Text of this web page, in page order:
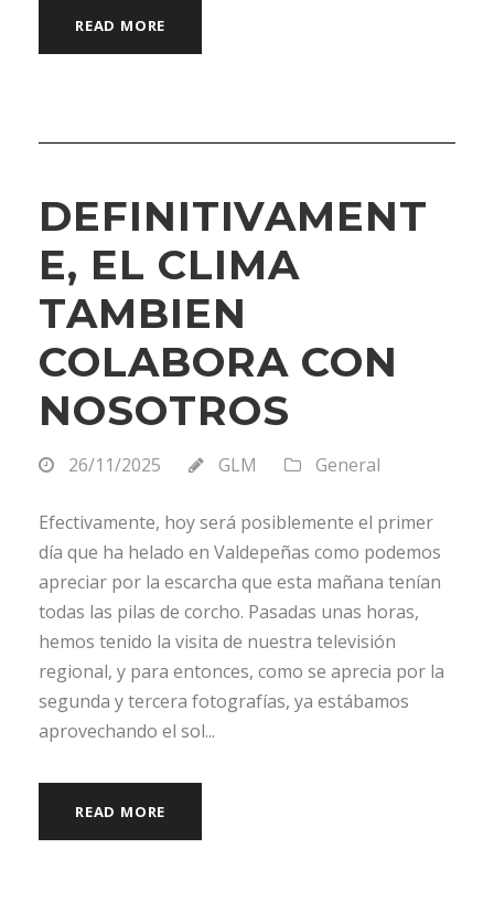
READ MORE
DEFINITIVAMENT
E, EL CLIMA
TAMBIEN
COLABORA CON
NOSOTROS
26/11/2025 GLM General
Efectivamente, hoy será posiblemente el primer
día que ha helado en Valdepeñas como podemos
apreciar por la escarcha que esta mañana tenían
todas las pilas de corcho. Pasadas unas horas,
hemos tenido la visita de nuestra televisión
regional, y para entonces, como se aprecia por la
segunda y tercera fotografías, ya estábamos
aprovechando el sol...
READ MORE